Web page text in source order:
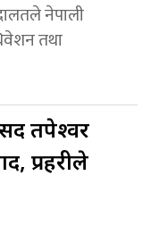
नेपाली
तथा
तपेश्वर
प्रहरीले